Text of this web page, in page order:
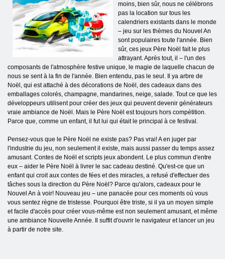
moins, bien sûr, nous ne célébrons
pas la location sur tous les
calendriers existants dans le monde
– jeu sur les thèmes du Nouvel An
sont populaires toute l'année. Bien
sûr, ces jeux Père Noël fait le plus
attrayant. Après tout, il – l'un des
composants de l'atmosphère festive unique, le magie de laquelle chacun de
nous se sent à la fin de l'année. Bien entendu, pas le seul. Il ya arbre de
Noël, qui est attaché à des décorations de Noël, des cadeaux dans des
emballages colorés, champagne, mandarines, neige, salade. Tout ce que les
développeurs utilisent pour créer des jeux qui peuvent devenir générateurs
vraie ambiance de Noël. Mais le Père Noël est toujours hors compétition.
Parce que, comme un enfant, il fut lui qui était le principal à ce festival.
Pensez-vous que le Père Noël ne existe pas? Pas vrai! A en juger par
l'industrie du jeu, non seulement il existe, mais aussi passer du temps assez
amusant. Contes de Noël et scripts jeux abondent. Le plus commun d'entre
eux – aider le Père Noël à livrer le sac cadeau destiné. Qu'est-ce que un
enfant qui croit aux contes de fées et des miracles, a refusé d'effectuer des
tâches sous la direction du Père Noël? Parce qu'alors, cadeaux pour le
Nouvel An à voir! Nouveau jeu – une panacée pour ces moments où vous
vous sentez règne de tristesse. Pourquoi être triste, si il ya un moyen simple
et facile d'accès pour créer vous-même est non seulement amusant, et même
une ambiance Nouvelle Année. Il suffit d'ouvrir le navigateur et lancer un jeu
à partir de notre site.